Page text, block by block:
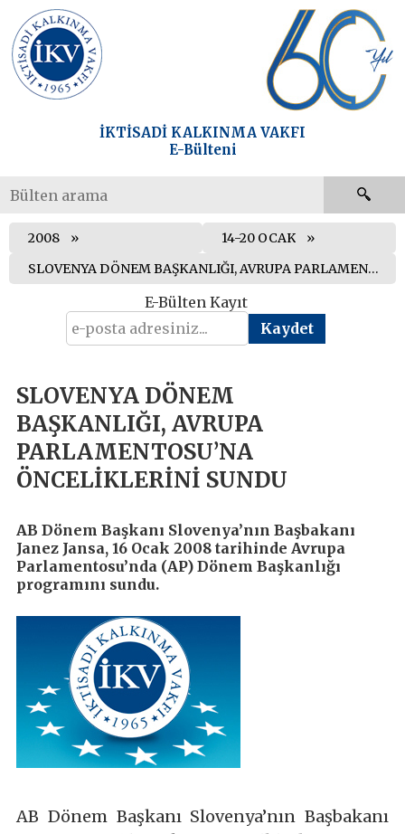
İKTİSADİ KALKINMA VAKFI
E-Bülteni
2008
14-20 OCAK
SLOVENYA DÖNEM BAŞKANLIĞI, AVRUPA PARLAMENTOSU’NA ÖNCELİKLERİNİ SUNDU
E-Bülten Kayıt
SLOVENYA DÖNEM
BAŞKANLIĞI, AVRUPA
PARLAMENTOSU’NA
ÖNCELİKLERİNİ SUNDU
AB Dönem Başkanı Slovenya’nın Başbakanı
Janez Jansa, 16 Ocak 2008 tarihinde Avrupa
Parlamentosu’nda (AP) Dönem Başkanlığı
programını sundu.
AB Dönem Başkanı Slovenya’nın Başbakanı